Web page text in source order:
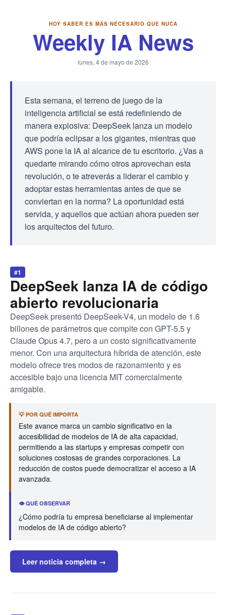
HOY SABER ES MÁS NECESARIO QUE NUCA
Weekly IA News
lunes, 4 de mayo de 2026
Esta semana, el terreno de juego de la
inteligencia artificial se está redefiniendo de
manera explosiva: DeepSeek lanza un modelo
que podría eclipsar a los gigantes, mientras que
AWS pone la IA al alcance de tu escritorio. ¿Vas a
quedarte mirando cómo otros aprovechan esta
revolución, o te atreverás a liderar el cambio y
adoptar estas herramientas antes de que se
conviertan en la norma? La oportunidad está
servida, y aquellos que actúan ahora pueden ser
los arquitectos del futuro.
#1
DeepSeek lanza IA de código
abierto revolucionaria
DeepSeek presentó DeepSeek-V4, un modelo de 1.6
billones de parámetros que compite con GPT-5.5 y
Claude Opus 4.7, pero a un costo significativamente
menor. Con una arquitectura híbrida de atención, este
modelo ofrece tres modos de razonamiento y es
accesible bajo una licencia MIT comercialmente
amigable.
💡 POR QUÉ IMPORTA
Este avance marca un cambio significativo en la
accesibilidad de modelos de IA de alta capacidad,
permitiendo a las startups y empresas competir con
soluciones costosas de grandes corporaciones. La
reducción de costos puede democratizar el acceso a IA
avanzada.
👁️ QUÉ OBSERVAR
¿Cómo podría tu empresa beneficiarse al implementar
modelos de IA de código abierto?
Leer noticia completa →